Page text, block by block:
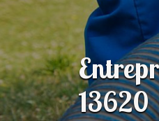
13620